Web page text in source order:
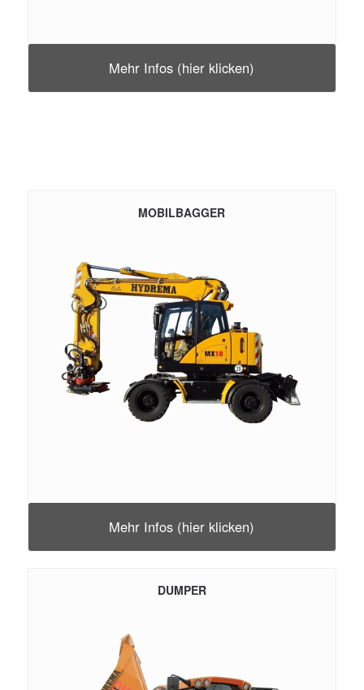
Mehr Infos (hier klicken)
MOBILBAGGER
Mehr Infos (hier klicken)
DUMPER